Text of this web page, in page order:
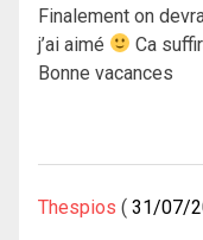
Finalement on
j’ai aimé
Ca
Bonne vacances
Thespios 31/07/